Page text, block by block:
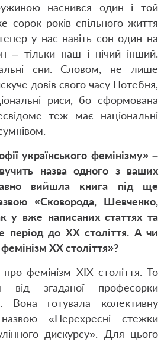
наснився один і той
років спільного життя
у нас навіть сон один на
– тільки наш і нічий інший.
сни. Словом, не лише
довів свого часу Потебня,
риси, бо сформована
теж має національні
українського фемінізму» –
назва одного з ваших
вийшла книга під ще
«Сковорода, Шевченко,
у вже написаних статтях та
період до ХХ століття. А чи
ХХ століття»?
фемінізм ХІХ століття. То
від згаданої професорки
Вона готувала колективну
«Перехресні стежки
дискурсу». Для цього